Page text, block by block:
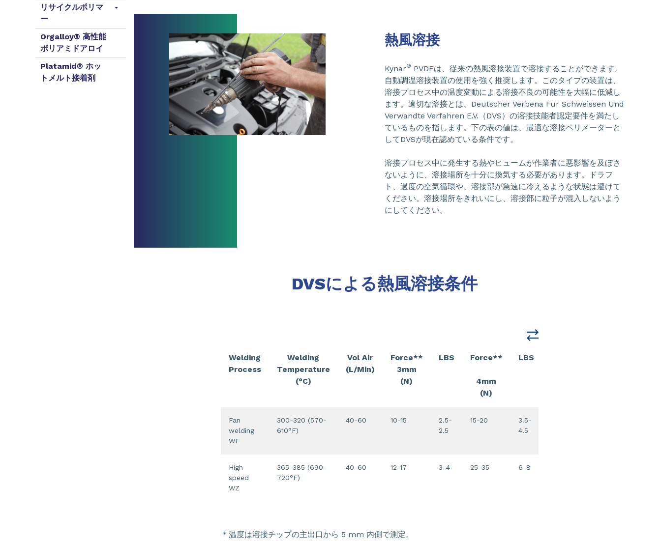
リサイクルポリマ
ー
Orgalloy® 高性能
ポリアミドアロイ
Platamid® ホッ
トメルト接着剤
熱風溶接
Kynar® PVDFは、従来の熱風溶接装置で溶接することができます。
自動調温溶接装置の使用を強く推奨します。このタイプの装置は、
溶接プロセス中の温度変動による溶接不良の可能性を大幅に低減し
ます。適切な溶接とは、Deutscher Verbena Fur Schweissen Und
Verwandte Verfahren E.V.（DVS）の溶接技能者認定要件を満たし
ているものを指します。下の表の値は、最適な溶接ペリメーターと
してDVSが現在認めている条件です。
溶接プロセス中に発生する熱やヒュームが作業者に悪影響を及ぼさ
ないように、溶接場所を十分に換気する必要があります。ドラフ
ト、過度の空気循環や、溶接部が急速に冷えるような状態は避けて
ください。溶接場所をきれいにし、溶接部に粒子が混入しないよう
にしてください。
DVSによる熱風溶接条件
Welding
Process
Welding
Temperature
(°C)
Vol Air
(L/Min)
Force**
3mm
(N)
LBS Force**
4mm
(N)
LBS
Fan
welding
WF
300-320 (570-
610°F)
40-60 10-15
2.5-
2.5
15-20
3.5-
4.5
High
speed
WZ
365-385 (690-
720°F)
40-60 12-17 3-4 25-35 6-8
＊温度は溶接チップの主出口から 5 mm 内側で測定。